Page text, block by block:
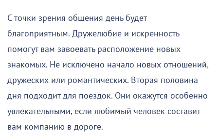
С точки зрения общения день будет
благоприятным. Дружелюбие и искренность
помогут вам завоевать расположение новых
знакомых. Не исключено начало новых отношений,
дружеских или романтических. Вторая половина
дня подходит для поездок. Они окажутся особенно
увлекательными, если любимый человек составит
вам компанию в дороге.